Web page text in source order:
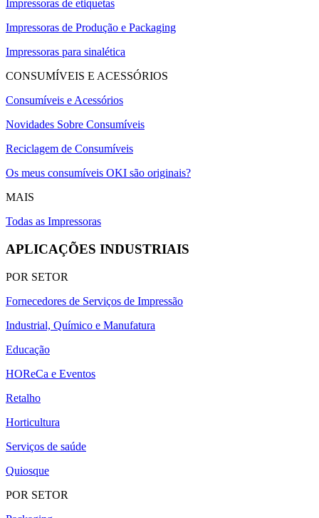
Impressoras de etiquetas
Impressoras de Produção e Packaging
Impressoras para sinalética
CONSUMÍVEIS E ACESSÓRIOS
Consumíveis e Acessórios
Novidades Sobre Consumíveis
Reciclagem de Consumíveis
Os meus consumíveis OKI são originais?
MAIS
Todas as Impressoras
APLICAÇÕES INDUSTRIAIS
POR SETOR
Fornecedores de Serviços de Impressão
Industrial, Químico e Manufatura
Educação
HOReCa e Eventos
Retalho
Horticultura
Serviços de saúde
Quiosque
POR SETOR